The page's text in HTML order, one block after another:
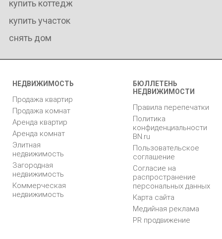
купить коттедж
купить участок
снять дом
НЕДВИЖИМОСТЬ
Продажа квартир
Продажа комнат
Аренда квартир
Аренда комнат
Элитная
недвижимость
Загородная
недвижимость
Коммерческая
недвижимость
БЮЛЛЕТЕНЬ
НЕДВИЖИМОСТИ
Правила перепечатки
Политика
конфиденциальности
BN.ru
Пользовательское
соглашение
Согласие на
распространение
персональных данных
Карта сайта
Медийная реклама
PR продвижение